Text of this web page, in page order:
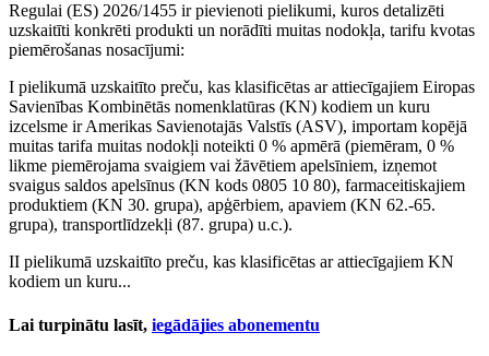
Regulai (ES) 2026/1455 ir pievienoti pielikumi, kuros detalizēti
uzskaitīti konkrēti produkti un norādīti muitas nodokļa, tarifu kvotas
piemērošanas nosacījumi:
I pielikumā uzskaitīto preču, kas klasificētas ar attiecīgajiem Eiropas
Savienības Kombinētās nomenklatūras (KN) kodiem un kuru
izcelsme ir Amerikas Savienotajās Valstīs (ASV), importam kopējā
muitas tarifa muitas nodokļi noteikti 0 % apmērā (piemēram, 0 %
likme piemērojama svaigiem vai žāvētiem apelsīniem, izņemot
svaigus saldos apelsīnus (KN kods 0805 10 80), farmaceitiskajiem
produktiem (KN 30. grupa), apģērbiem, apaviem (KN 62.-65.
grupa), transportlīdzekļi (87. grupa) u.c.).
II pielikumā uzskaitīto preču, kas klasificētas ar attiecīgajiem KN
kodiem un kuru...
Lai turpinātu lasīt, iegādājies abonementu